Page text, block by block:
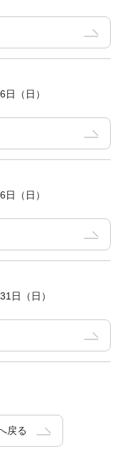
（日）
（日）
日（日）
戻る